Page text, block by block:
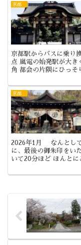
京都
京都駅からバスに乗り
点 嵐電の始発駅が大き
角 都会の片隅にひっそ
京都
2026年1月 なんとし
に、最後の御朱印をい
いて20分ほど ほんとに